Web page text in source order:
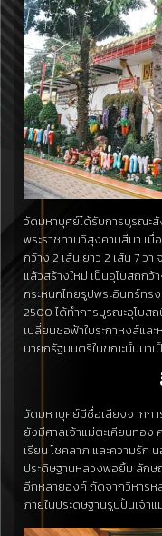
วัดมหาบุศย์ได้รับการบูรณะสั
พระราชทานวิสุงคามสีมา เมื่
กว้าง 2 เส้น ยาว 2 เส้น 7 ว
แล้วสร้างใหม่ เป็นอุโบสถกว้
กระหนกไทยรูปพระอินทร์ท
2500 ได้ทำการบูรณะอุโบสถ
เปลี่ยนช่อฟ้าใบระกาหงส์แ
นายกรัฐมนตรีในขณะนั้นมาเ
วัดมหาบุศย์มีชื่อเสียงจากก
ยังมีศาลเจ้าแม่ตะเคียนทอง
เรียน โชคลาภ และความรัก
ประดิษฐานหลวงพ่อยิ้ม ลักษ
อีกหลายองค์ ถัดจากวิหารห
ภายในประดิษฐานรูปปั้นเจ้า